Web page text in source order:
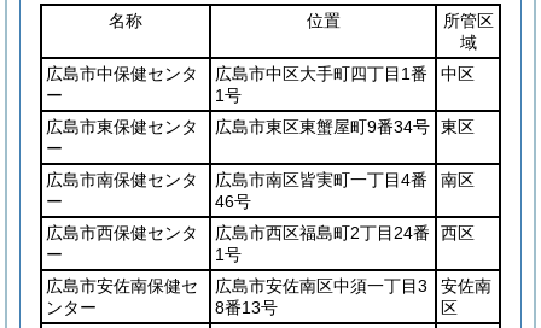
名称
位置
所管区
域
広島市中保健センタ
ー
広島市中区大手町四丁目1番
1号
中区
広島市東保健センタ
ー
広島市東区東蟹屋町9番34号 東区
広島市南保健センタ
ー
広島市南区皆実町一丁目4番
46号
南区
広島市西保健センタ
ー
広島市西区福島町2丁目24番
1号
西区
広島市安佐南保健セ
ンター
広島市安佐南区中須一丁目3
8番13号
安佐南
区